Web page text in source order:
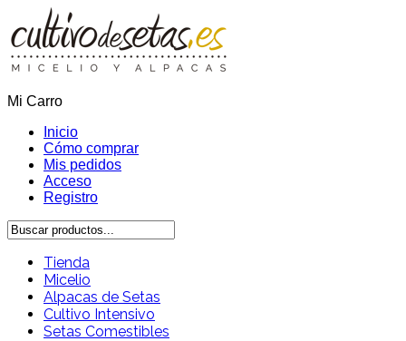
Mi Carro
Inicio
Cómo comprar
Mis pedidos
Acceso
Registro
Tienda
Micelio
Alpacas de Setas
Cultivo Intensivo
Setas Comestibles